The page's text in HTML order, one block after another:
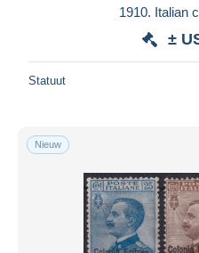
1910. Italian
±
Statuut
Nieuw